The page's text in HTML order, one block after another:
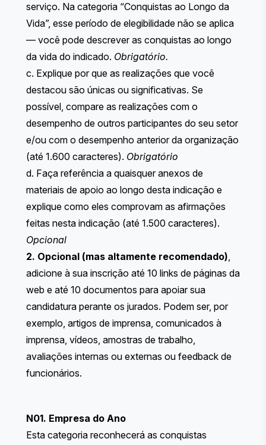
serviço. Na categoria “Conquistas ao Longo da
Vida”, esse período de elegibilidade não se aplica
— você pode descrever as conquistas ao longo
da vida do indicado. Obrigatório.
c. Explique por que as realizações que você
destacou são únicas ou significativas. Se
possível, compare as realizações com o
desempenho de outros participantes do seu setor
e/ou com o desempenho anterior da organização
(até 1.600 caracteres). Obrigatório
d. Faça referência a quaisquer anexos de
materiais de apoio ao longo desta indicação e
explique como eles comprovam as afirmações
feitas nesta indicação (até 1.500 caracteres).
Opcional
2. Opcional (mas altamente recomendado),
adicione à sua inscrição até 10 links de páginas da
web e até 10 documentos para apoiar sua
candidatura perante os jurados. Podem ser, por
exemplo, artigos de imprensa, comunicados à
imprensa, vídeos, amostras de trabalho,
avaliações internas ou externas ou feedback de
funcionários.
N01. Empresa do Ano
Esta categoria reconhecerá as conquistas